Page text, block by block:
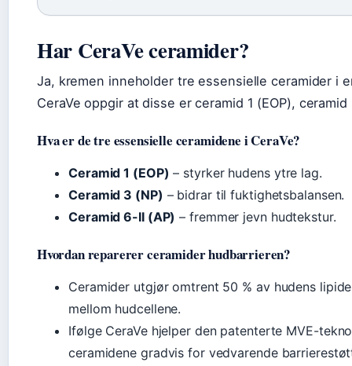
Har CeraVe ceramider?
Ja, kremen inneholder tre essensielle ceramider i
CeraVe oppgir at disse er ceramid 1 (EOP),
Hva er de tre essensielle ceramidene i CeraVe?
Ceramid 1 (EOP) – styrker hudens ytre lag.
Ceramid 3 (NP) – bidrar til fuktighetsbalansen.
Ceramid 6-II (AP) – fremmer jevn hudtekstur.
Hvordan reparerer ceramider hudbarrieren?
Ceramider utgjør omtrent 50 % av hudens
mellom hudcellene.
Ifølge CeraVe hjelper den patenterte MVE-
ceramidene gradvis for vedvarende